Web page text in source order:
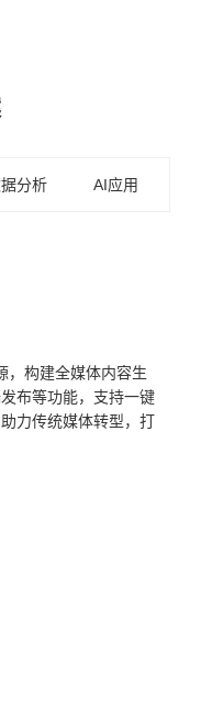
分析 AI应用
，构建全媒体内容生
布等功能，支持一键
力传统媒体转型，打